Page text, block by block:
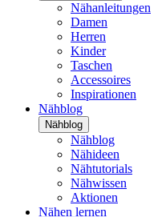
Nähanleitungen
Damen
Herren
Kinder
Taschen
Accessoires
Inspirationen
Nähblog
Nähblog
Nähblog
Nähideen
Nähtutorials
Nähwissen
Aktionen
Nähen lernen